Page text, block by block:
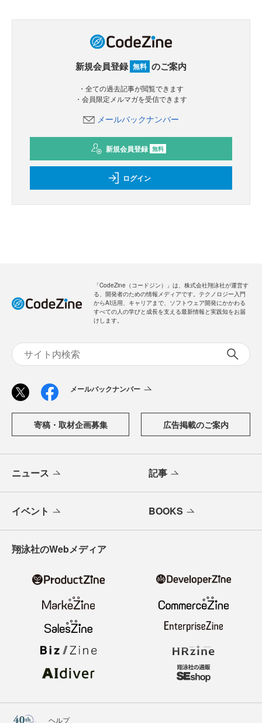
新規会員登録 無料 のご案内
・全ての過去記事が閲覧できます
・会員限定メルマガを受信できます
メールバックナンバー
新規会員登録 無料
ログイン
「CodeZine（コードジン）」は、株式会社翔泳社が運営す
る、開発者のための情報メディアです。テクノロジー入門
からAI活用、キャリアまで、ソフトウェア開発にかかわる
すべての人の学びと成長を支える最新情報と実践知をお届
けします。
メールバックナンバー
寄稿・取材企画募集 広告掲載のご案内
ニュース 記事
イベント BOOKS
翔泳社のWebメディア
ヘルプ